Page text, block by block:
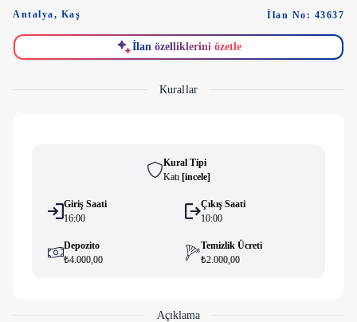
Antalya, Kaş İlan No: 43637
İlan özelliklerini özetle
Kurallar
Kural Tipi
Katı [i̇ncele]
Giriş Saati
16:00
Çıkış Saati
10:00
Depozito
₺4.000,00
Temizlik Ücreti
₺2.000,00
Açıklama